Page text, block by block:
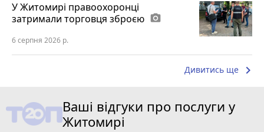
У Житомирі правоохоронці
затримали торговця зброєю photo_camera
6 серпня 2026 р.
Дивитись ще keyboard_arrow_right
Ваші відгуки про послуги у
Житомирі